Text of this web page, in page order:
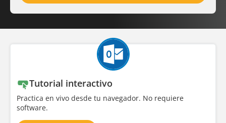
Tutorial interactivo
Practica en vivo desde tu navegador. No requiere
software.